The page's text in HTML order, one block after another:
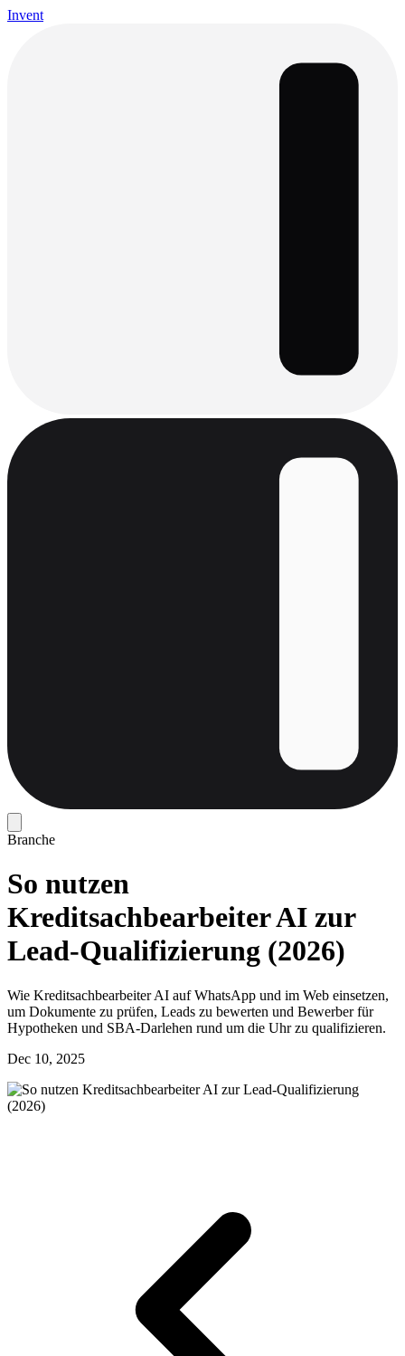
Invent
Branche
So nutzen
Kreditsachbearbeiter AI zur
Lead-Qualifizierung (2026)
Wie Kreditsachbearbeiter AI auf WhatsApp und im Web einsetzen,
um Dokumente zu prüfen, Leads zu bewerten und Bewerber für
Hypotheken und SBA-Darlehen rund um die Uhr zu qualifizieren.
Dec 10, 2025